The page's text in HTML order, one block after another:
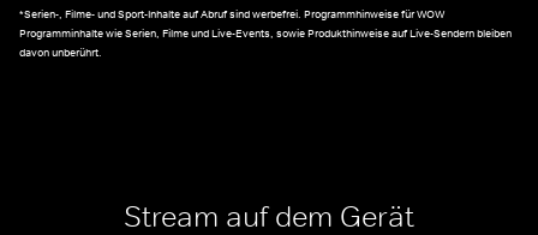
*Serien-, Filme- und Sport-Inhalte auf Abruf sind werbefrei. Programmhinweise für WOW
Programminhalte wie Serien, Filme und Live-Events, sowie Produkthinweise auf Live-Sendern bleiben
davon unberührt.
Stream auf dem Gerät